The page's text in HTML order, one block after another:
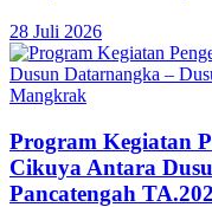
28 Juli 2026
Program Kegiatan
Cikuya Antara
Pancatengah